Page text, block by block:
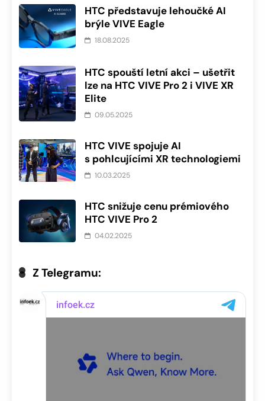
HTC představuje lehoučké AI
brýle VIVE Eagle
18.08.2025
HTC spouští letní akci – ušetřit
lze na HTC VIVE Pro 2 i VIVE XR
Elite
09.05.2025
HTC VIVE spojuje AI
s pohlcujícími XR technologiemi
10.03.2025
HTC snižuje cenu prémiového
HTC VIVE Pro 2
04.02.2025
Z Telegramu: